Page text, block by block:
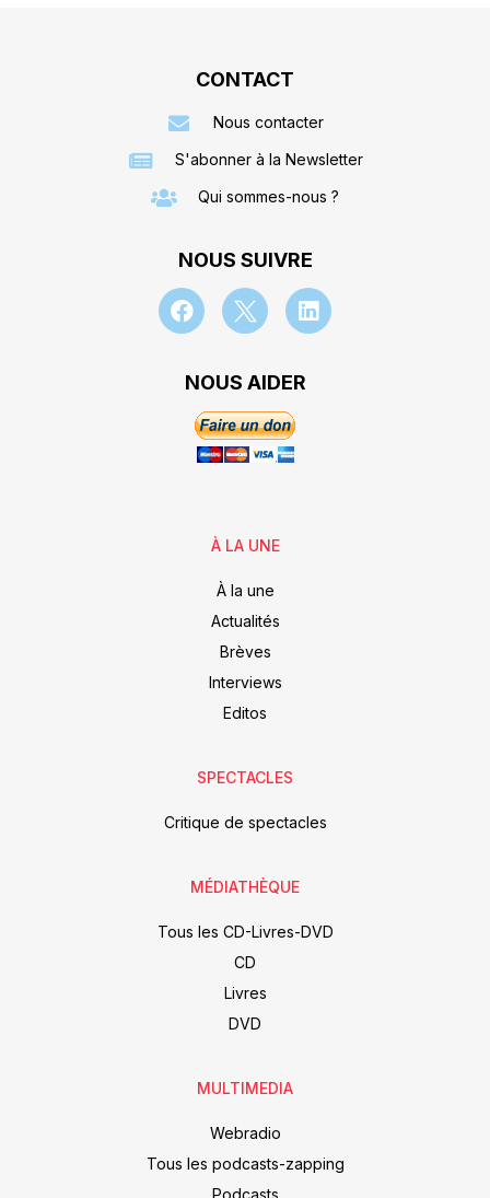
CONTACT
Nous contacter
S'abonner à la Newsletter
Qui sommes-nous ?
NOUS SUIVRE
NOUS AIDER
À LA UNE
À la une
Actualités
Brèves
Interviews
Editos
SPECTACLES
Critique de spectacles
MÉDIATHÈQUE
Tous les CD-Livres-DVD
CD
Livres
DVD
MULTIMEDIA
Webradio
Tous les podcasts-zapping
Podcasts